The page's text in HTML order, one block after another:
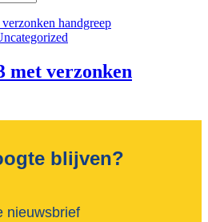
met verzonken
blijven?
nieuwsbrief